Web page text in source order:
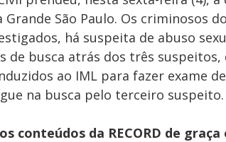
Grande São Paulo. Os criminosos
há suspeita de abuso
de busca atrás dos três
ao IML para fazer exame
na busca pelo terceiro suspeito.
conteúdos da RECORD de